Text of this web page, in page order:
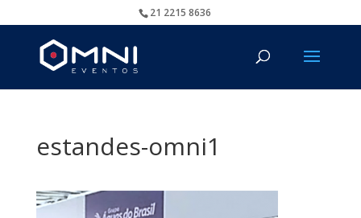
21 2215 8636
estandes-omni1